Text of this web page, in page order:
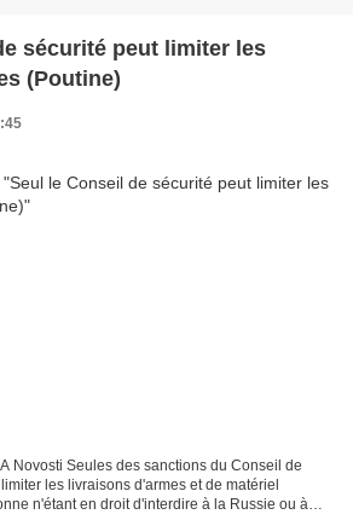
sécurité peut limiter les
(Poutine)
Novosti Seules des sanctions du Conseil de
les livraisons d'armes et de matériel
n'étant en droit d'interdire à la Russie ou à